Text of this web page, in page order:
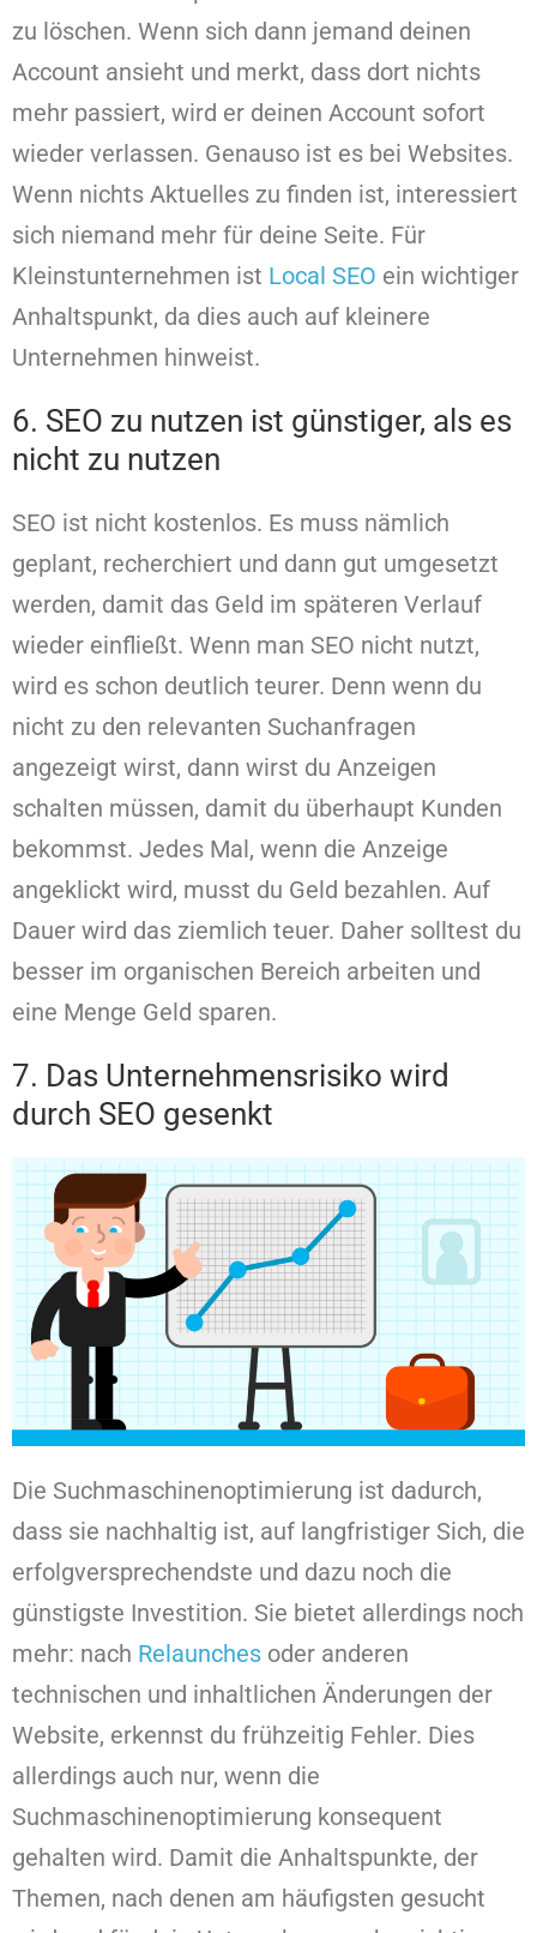
zu löschen. Wenn sich dann jemand deinen
Account ansieht und merkt, dass dort nichts
mehr passiert, wird er deinen Account sofort
wieder verlassen. Genauso ist es bei Websites.
Wenn nichts Aktuelles zu finden ist, interessiert
sich niemand mehr für deine Seite. Für
Kleinstunternehmen ist Local SEO ein wichtiger
Anhaltspunkt, da dies auch auf kleinere
Unternehmen hinweist.
6. SEO zu nutzen ist günstiger, als es
nicht zu nutzen
SEO ist nicht kostenlos. Es muss nämlich
geplant, recherchiert und dann gut umgesetzt
werden, damit das Geld im späteren Verlauf
wieder einfließt. Wenn man SEO nicht nutzt,
wird es schon deutlich teurer. Denn wenn du
nicht zu den relevanten Suchanfragen
angezeigt wirst, dann wirst du Anzeigen
schalten müssen, damit du überhaupt Kunden
bekommst. Jedes Mal, wenn die Anzeige
angeklickt wird, musst du Geld bezahlen. Auf
Dauer wird das ziemlich teuer. Daher solltest du
besser im organischen Bereich arbeiten und
eine Menge Geld sparen.
7. Das Unternehmensrisiko wird
durch SEO gesenkt
Die Suchmaschinenoptimierung ist dadurch,
dass sie nachhaltig ist, auf langfristiger Sich, die
erfolgversprechendste und dazu noch die
günstigste Investition. Sie bietet allerdings noch
mehr: nach Relaunches oder anderen
technischen und inhaltlichen Änderungen der
Website, erkennst du frühzeitig Fehler. Dies
allerdings auch nur, wenn die
Suchmaschinenoptimierung konsequent
gehalten wird. Damit die Anhaltspunkte, der
Themen, nach denen am häufigsten gesucht